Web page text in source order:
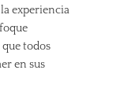
experiencia
que todos
en sus